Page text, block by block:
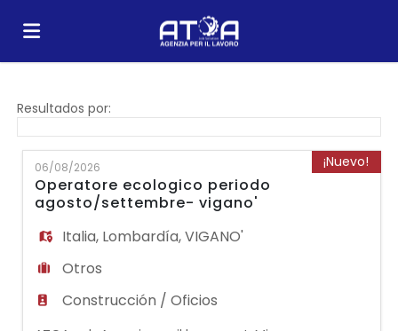
Lista
ofertas
de
Subir
CV
Acceso
Resultados por:
06/08/2026
Operatore ecologico periodo
agosto/settembre- vigano'
Italia, Lombardía,VIGANO'
Otros
Construcción / Oficios
¡Nuevo!